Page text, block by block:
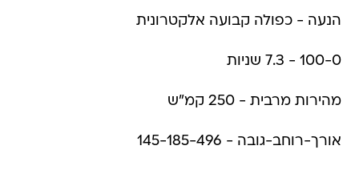
הנעה - כפולה קבועה אלקטרונית
100-0 - 7.3 שניות
מהירות מרבית - 250 קמ"ש
אורך-רוחב-גובה - 145-185-496